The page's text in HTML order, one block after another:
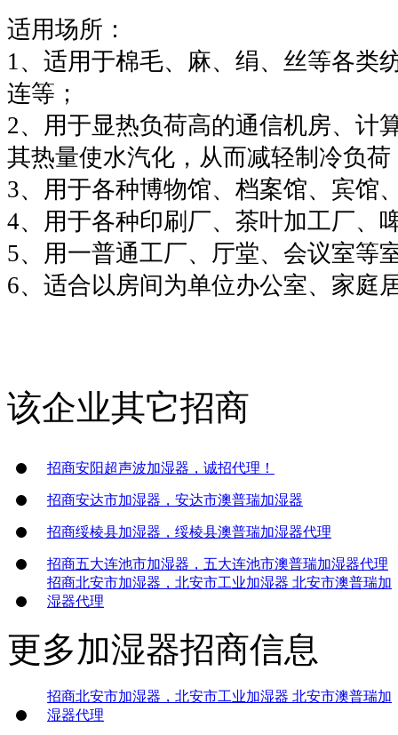
适用场所：
1、适用于棉毛、麻、绢、丝等各类
连等；
2、用于显热负荷高的通信机房、计
其热量使水汽化，从而减轻制冷负
3、用于各种博物馆、档案馆、宾馆
4、用于各种印刷厂、茶叶加工厂、
5、用一普通工厂、厅堂、会议室等
6、适合以房间为单位办公室、家庭
该企业其它招商
招商安阳超声波加湿器，诚招代理！
招商安达市加湿器，安达市澳普瑞加湿器
招商绥棱县加湿器，绥棱县澳普瑞加湿器代理
招商五大连池市加湿器，五大连池市澳普瑞加湿器代理
招商北安市加湿器，北安市工业加湿器 北安市澳普瑞加
湿器代理
更多加湿器招商信息
招商北安市加湿器，北安市工业加湿器 北安市澳普瑞加
湿器代理